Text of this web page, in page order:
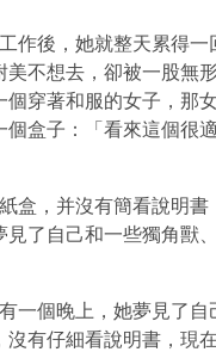
作後，她就整天累得
不想去，卻被一股無
穿著和服的女子，那
盒子：「看來這個很
盒，并沒有簡看說明
了自己和一些獨角獸
一個晚上，她夢見了
有仔細看說明書，現